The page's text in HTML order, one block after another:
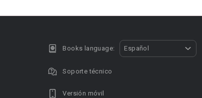
Books language: Español
Soporte técnico
Versión móvil